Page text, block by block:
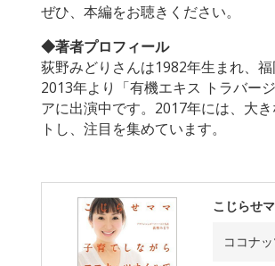
ぜひ、本編をお聴きください。
◆著者プロフィール
荻野みどりさんは1982年生まれ、
2013年より「有機エキス トラバー
アに出演中です。2017年には、大
トし、注目を集めています。
こじらせ
ココナ